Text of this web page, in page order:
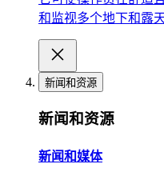
和监视多个地下和露
新闻和资源
新闻和资源
新闻和媒体